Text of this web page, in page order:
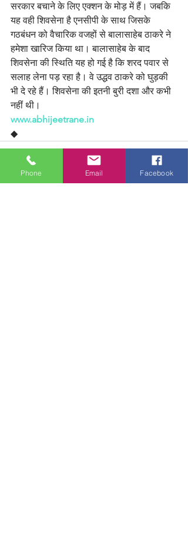
सरकार बचाने के लिए एक्शन के मोड़ में हैं। जबकि
यह वही शिवसेना है एनसीपी के साथ जिसके
गठबंधन को वैचारिक वजहों से बालासाहेब ठाकरे ने
हमेशा खारिज किया था। बालासाहेब के बाद
शिवसेना की स्थिति यह हो गई है कि शरद पवार से
सलाह लेना पड़ रहा है। वे उद्धव ठाकरे को घुड़की
भी दे रहे हैं। शिवसेना की इतनी बुरी दशा और कभी
नहीं थी।
www.abhijeetrane.in
◆
Phone Email Facebook